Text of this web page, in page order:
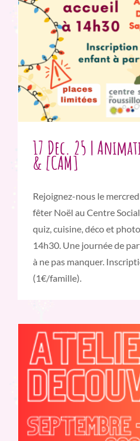
17 Dec. 25 |
& [CAM]
Rejoignez-nous le
fêter Noël au Centre
quiz, cuisine, déco et
14h30. Une journée de
à ne pas manquer.
(1€/famille).